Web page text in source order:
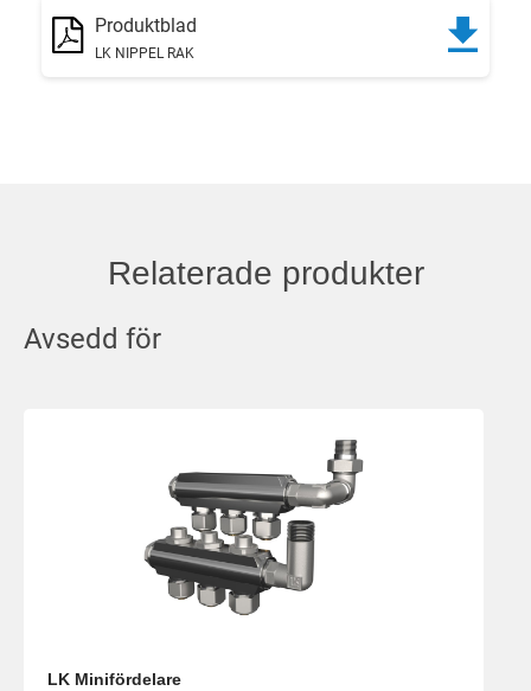
Produktblad
LK NIPPEL RAK
Relaterade produkter
Avsedd för
LK Minifördelare